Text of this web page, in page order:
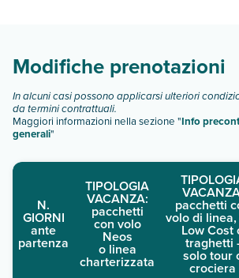
Modifiche prenotazioni
In alcuni casi possono applicarsi ulteriori
da termini contrattuali.
Maggiori informazioni nella sezione "Info
generali"
N.
GIORNI
ante
partenza
TIPOLOGIA
VACANZA:
pacchetti
con volo
Neos
o linea
charterizzata
pacchetti
volo di
Low Cost
traghetti
solo tour
crociera